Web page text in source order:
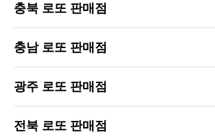
충북 로또 판매점
충남 로또 판매점
광주 로또 판매점
전북 로또 판매점